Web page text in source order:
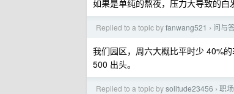
如果是单纯的熬夜，压力大导致的白
Replied to a topic byfanwang521 › 问与
我们园区，周六大概比平时少 40%
500 出头。
Replied to a topic bysolitude23456 › 职